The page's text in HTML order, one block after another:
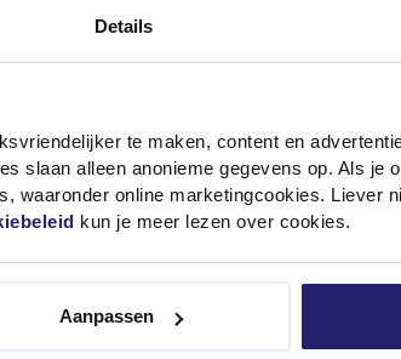
Details
te maken, content en
slaan alleen anonieme gegevens op. Als je
waaronder online marketingcookies. Liever
kun je meer lezen over cookies.
Aanpassen